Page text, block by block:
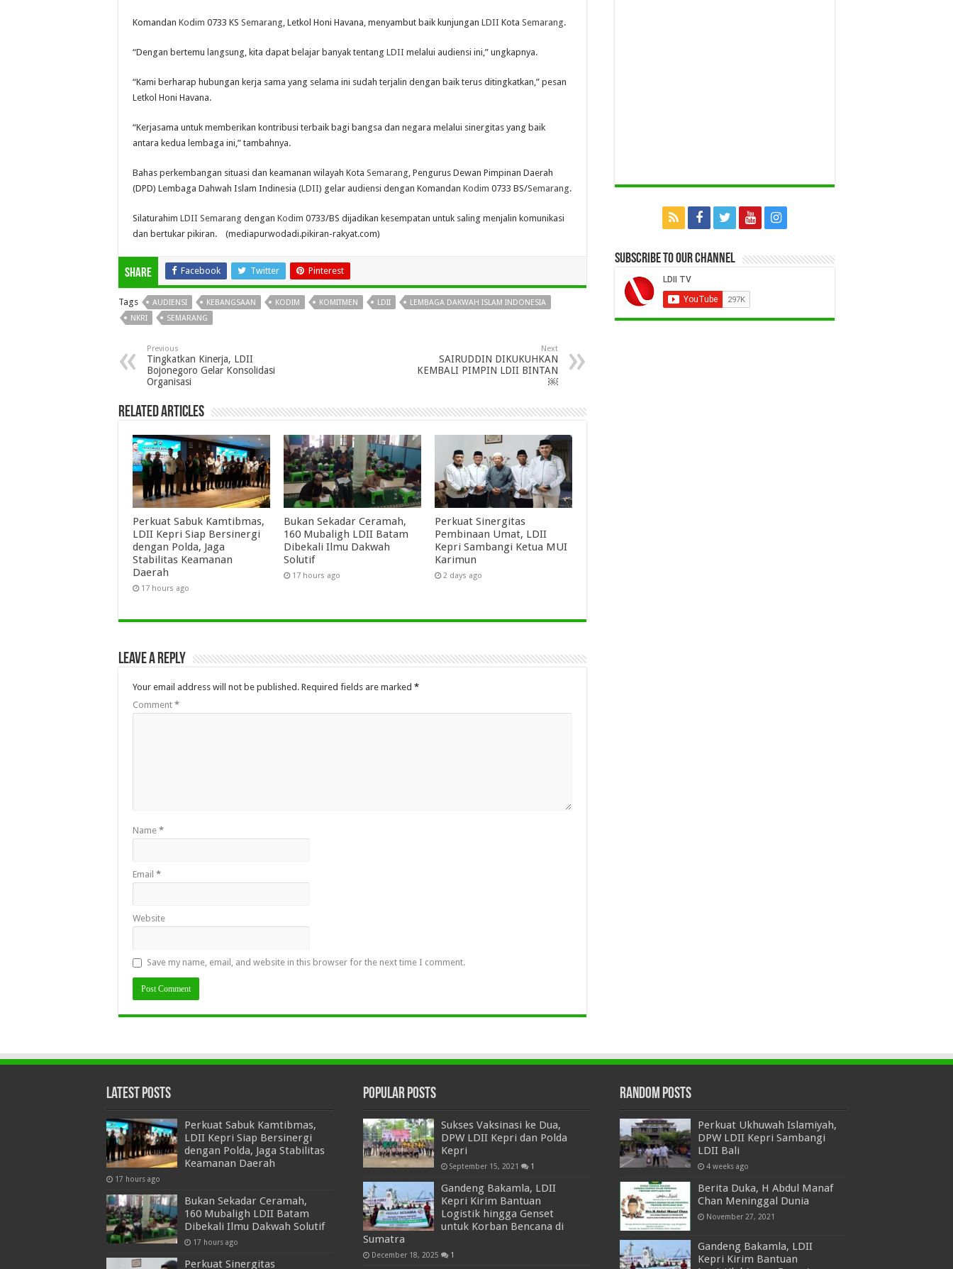
Komandan Kodim 0733 KS Semarang , Letkol Honi Havana, menyambut baik kunjungan LDII Kota Semarang.
“Dengan bertemu langsung, kita dapat belajar banyak tentang LDII melalui audiensi ini,” ungkapnya.
“Kami berharap hubungan kerja sama yang selama ini sudah terjalin dengan baik terus ditingkatkan,” pesan
Letkol Honi Havana.
“Kerjasama untuk memberikan kontribusi terbaik bagi bangsa dan negara melalui sinergitas yang baik
antara kedua lembaga ini,” tambahnya.
Bahas perkembangan situasi dan keamanan wilayah Kota Semarang , Pengurus Dewan Pimpinan Daerah
(DPD) Lembaga Dahwah Islam Indinesia (LDII) gelar audiensi dengan Komandan Kodim 0733 BS/Semarang.
Silaturahim LDII Semarang dengan Kodim 0733/BS dijadikan kesempatan untuk saling menjalin komunikasi
dan bertukar pikiran. (mediapurwodadi.pikiran-rakyat.com)
Share Facebook Twitter Pinterest
Tags AUDIENSI KEBANGSAAN KODIM KOMITMEN LDII
LEMBAGA DAKWAH ISLAM INDONESIA
NKRI
SEMARANG
Previous
Tingkatkan Kinerja, LDII
Bojonegoro Gelar Konsolidasi
Organisasi
Next
SAIRUDDIN DIKUKUHKAN
KEMBALI PIMPIN LDII BINTAN
￼
Related Articles
Perkuat Sabuk Kamtibmas,
LDII Kepri Siap Bersinergi
dengan Polda, Jaga
Stabilitas Keamanan
Daerah
17 hours ago
Bukan Sekadar Ceramah,
160 Mubaligh LDII Batam
Dibekali Ilmu Dakwah
Solutif
17 hours ago
Perkuat Sinergitas
Pembinaan Umat, LDII
Kepri Sambangi Ketua MUI
Karimun
2 days ago
Leave a Reply
Your email address will not be published. Required fields are marked *
Comment *
Name *
Email *
Website
Save my name, email, and website in this browser for the next time I comment.
Subscribe to our Channel
Latest Posts
Perkuat Sabuk Kamtibmas,
LDII Kepri Siap Bersinergi
dengan Polda, Jaga Stabilitas
Keamanan Daerah
17 hours ago
Bukan Sekadar Ceramah,
160 Mubaligh LDII Batam
Dibekali Ilmu Dakwah Solutif
17 hours ago
Perkuat Sinergitas
Popular Posts
Sukses Vaksinasi ke Dua,
DPW LDII Kepri dan Polda
Kepri
September 15, 2021 1
Gandeng Bakamla, LDII
Kepri Kirim Bantuan
Logistik hingga Genset
untuk Korban Bencana di
Sumatra
December 18, 2025 1
Random Posts
Perkuat Ukhuwah Islamiyah,
DPW LDII Kepri Sambangi
LDII Bali
4 weeks ago
Berita Duka, H Abdul Manaf
Chan Meninggal Dunia
November 27, 2021
Gandeng Bakamla, LDII
Kepri Kirim Bantuan